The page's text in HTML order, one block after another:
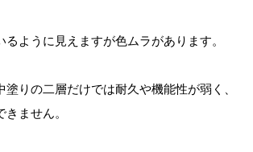
ように見えますが色ムラがあります。
塗りの二層だけでは耐久や機能性が弱く、
ません。